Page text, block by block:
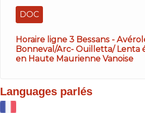
DOC
Horaire ligne 3 Bessans -
Bonneval/Arc- Ouilletta/ Lenta
en Haute Maurienne Vanoise
Languages parlés